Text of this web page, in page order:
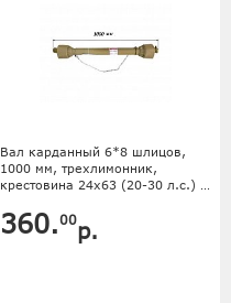
Вал карданный 6*8 шлицов,
1000 мм, трехлимонник,
крестовина 24х63 (20-30 л.с.) с
360.00р.